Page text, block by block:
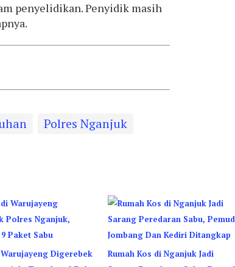
penyelidikan. Penyidik masih
Polres Nganjuk
Digerebek
Rumah Kos di Nganjuk Jadi